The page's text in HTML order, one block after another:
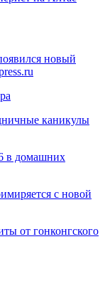
новый
каникулы
в домашних
с новой
от гонконгского